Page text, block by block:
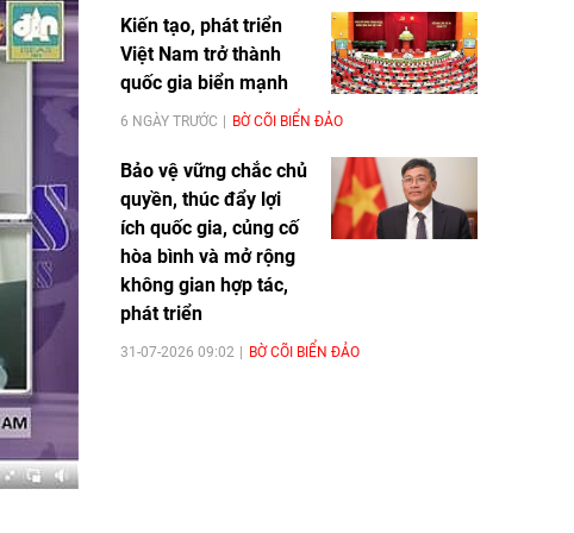
Kiến tạo, phát triển
Việt Nam trở thành
quốc gia biển mạnh
6 NGÀY TRƯỚC BỜ CÕI BIỂN ĐẢO
Bảo vệ vững chắc chủ
quyền, thúc đẩy lợi
ích quốc gia, củng cố
hòa bình và mở rộng
không gian hợp tác,
phát triển
31-07-2026 09:02 BỜ CÕI BIỂN ĐẢO